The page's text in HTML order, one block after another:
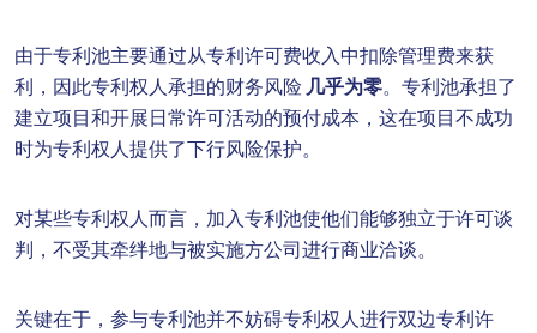
由于专利池主要通过从专利许可费收入中扣除管理费来获
利，因此专利权人承担的财务风险 几乎为零。专利池承担了
建立项目和开展日常许可活动的预付成本，这在项目不成功
时为专利权人提供了下行风险保护。
对某些专利权人而言，加入专利池使他们能够独立于许可谈
判，不受其牵绊地与被实施方公司进行商业洽谈。
关键在于，参与专利池并不妨碍专利权人进行双边专利许